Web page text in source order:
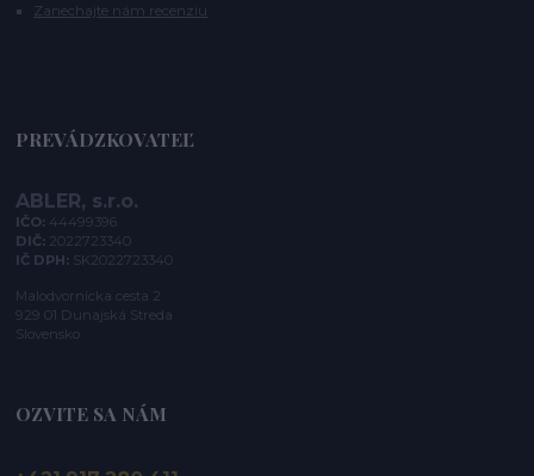
Zanechajte nám recenziu
PREVÁDZKOVATEĽ
ABLER, s.r.o.
IČO: 44499396
DIČ: 2022723340
IČ DPH: SK2022723340
Malodvornícka cesta 2
929 01 Dunajská Streda
Slovensko
OZVITE SA NÁM